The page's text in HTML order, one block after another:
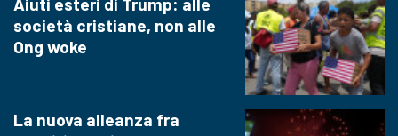
società cristiane, non alle
Ong woke
La nuova alleanza fra